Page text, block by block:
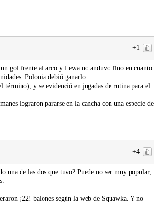
+1
gol frente al arco y Lewa no anduvo fino en cuanto
Polonia debió ganarlo.
y se evidenció en jugadas de rutina para el
lograron pararse en la cancha con una especie de
+4
una de las dos que tuvo? Puede no ser muy popular,
¡22! balones según la web de Squawka. Y no